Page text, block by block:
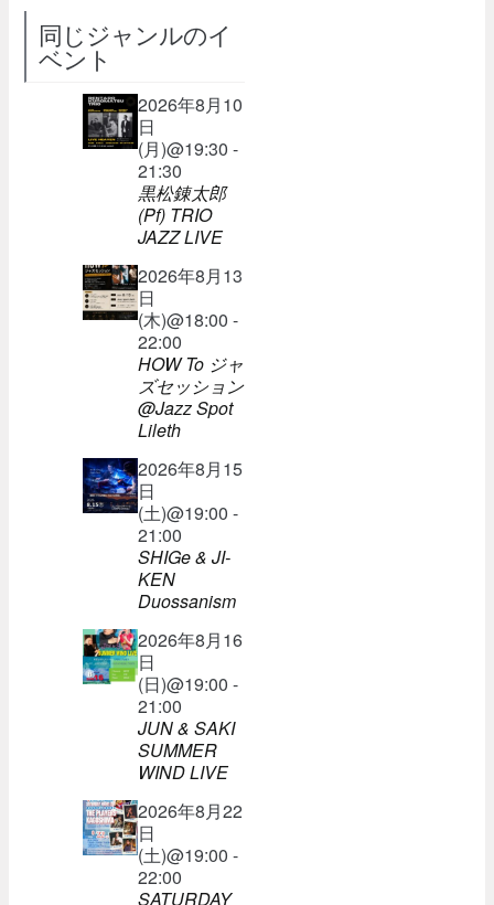
同じジャンルのイ
ベント
2026年8月10
日
(月)@19:30 -
21:30
黒松錬太郎
(Pf) TRIO
JAZZ LIVE
2026年8月13
日
(木)@18:00 -
22:00
HOW To ジャ
ズセッション
@Jazz Spot
Lileth
2026年8月15
日
(土)@19:00 -
21:00
SHIGe & JI-
KEN
Duossanism
2026年8月16
日
(日)@19:00 -
21:00
JUN & SAKI
SUMMER
WIND LIVE
2026年8月22
日
(土)@19:00 -
22:00
SATURDAY